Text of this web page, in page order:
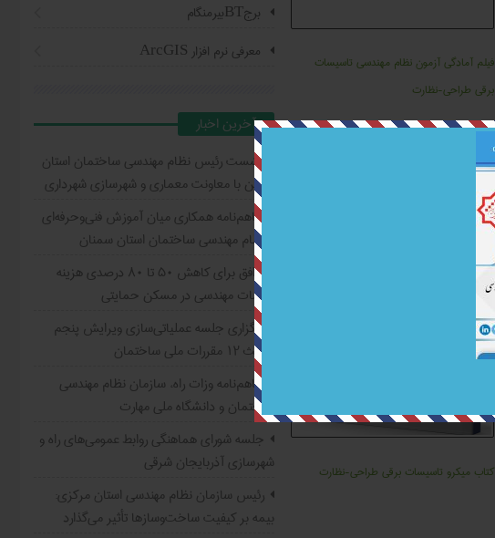
فیلم آمادگی آزمون نظام مهندسی تاسیسات
برقی طراحی-نظارت
کتاب میکرو تاسیسات برقی طراحی-نظارت
برجBTبیرمنگام
معرفی نرم افزار ArcGIS
آخرين اخبار
نشست رئیس نظام مهندسی ساختمان استان
قزوین با معاونت معماری و شهرسازی شهرداری
تفاهم‌نامه همکاری میان آموزش فنی‌وحرفه‌ای
و نظام مهندسی ساختمان استان سمنان
توافق برای کاهش ۵۰ تا ۸۰ درصدی هزینه
خدمات مهندسی در مسکن حمایتی
برگزاری جلسه عملیاتی‌سازی ویرایش پنجم
مبحث ۱۲ مقررات ملی ساختمان
تفاهم‌نامه وزات راه، سازمان نظام مهندسی
ساختمان و دانشگاه ملی مهارت
جلسه شورای هماهنگی روابط عمومی‌های راه و
شهرسازی آذربایجان شرقی
رئیس سازمان نظام مهندسی استان مرکزی:
بیمه بر کیفیت ساخت‌وسازها تأثیر می‌گذارد